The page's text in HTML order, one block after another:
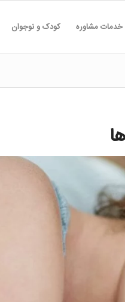
خدمات مشاوره کودک و نوجوان